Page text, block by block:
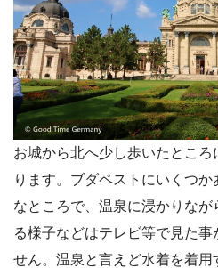
お城から北へ少し歩いたとこ
ります。ブダペストにいくつ
なところで、温泉に浸かりな
る様子などはテレビ等で見た事
せん。温泉と言えど水着を着